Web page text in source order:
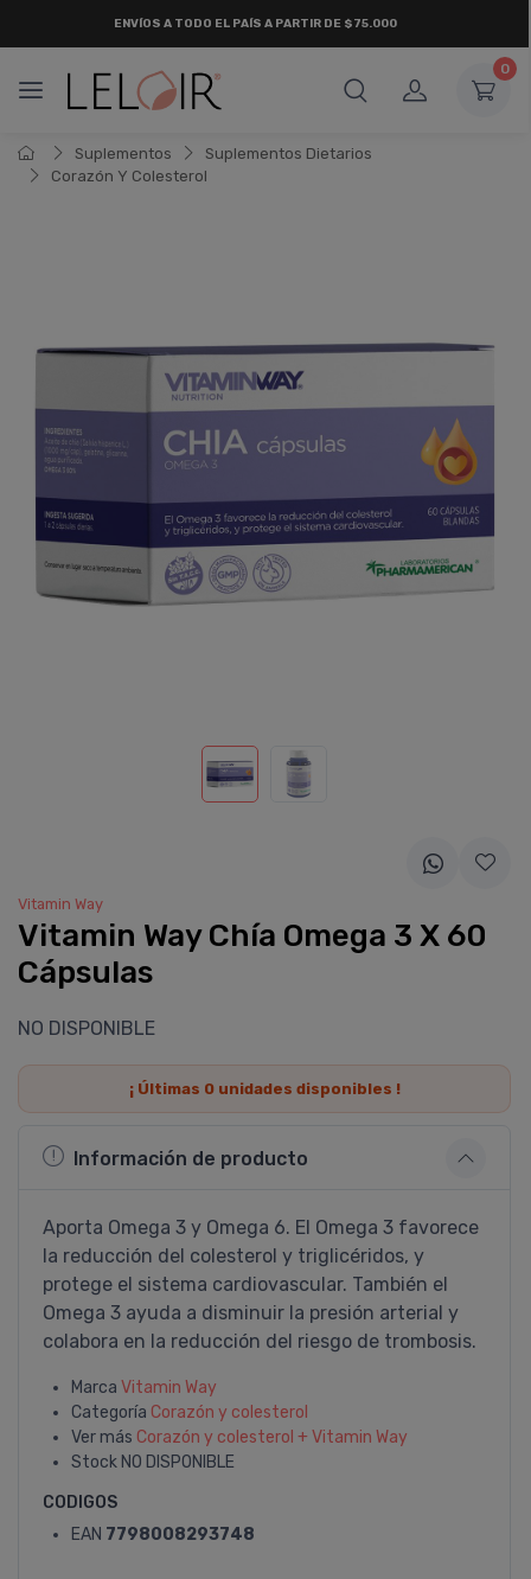
ENVÍOS A TODO EL PAÍS A PARTIR DE $75.000
0
Suplementos
Suplementos Dietarios
Corazón Y Colesterol
Vitamin Way
Vitamin Way Chí­a Omega 3 X 60
Cápsulas
NO DISPONIBLE
¡ Últimas 0unidades disponibles !
Información de producto
Aporta Omega 3 y Omega 6. El Omega 3 favorece
la reducción del colesterol y triglicéridos, y
protege el sistema cardiovascular. También el
Omega 3 ayuda a disminuir la presión arterial y
colabora en la reducción del riesgo de trombosis.
Marca Vitamin Way
Categoría Corazón y colesterol
Ver más Corazón y colesterol + Vitamin Way
Stock NO DISPONIBLE
CODIGOS
EAN 7798008293748